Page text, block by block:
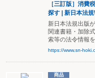
［三訂版］消費
探す | 新日本法
新日本法規出版
関連書籍・加除
索等の法令情報を
https://www.sn-
商品